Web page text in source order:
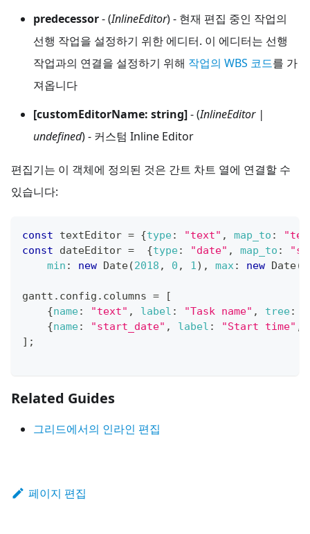
predecessor- (InlineEditor) - 현재 편집 중인 작업의
선행 작업을 설정하기 위한 에디터. 이 에디터는 선행
작업과의 연결을 설정하기 위해 작업의 WBS 코드를 가
져옵니다
[customEditorName: string]- (InlineEditor |
undefined) - 커스텀 Inline Editor
편집기는 이 객체에 정의된 것은 간트 차트 열에 연결할 수
있습니다:
const textEditor = {type: "text" , map_to :
const dateEditor = {type: "date" , map_to :
min : new Date(2018 , 0 , 1) , max: new Date(
gantt . config . columns =
[
{name: "text" , label : "Task name" , tree:
{name: "start_date" , label : "Start time" ,
] ;
Related Guides
그리드에서의 인라인 편집
페이지 편집